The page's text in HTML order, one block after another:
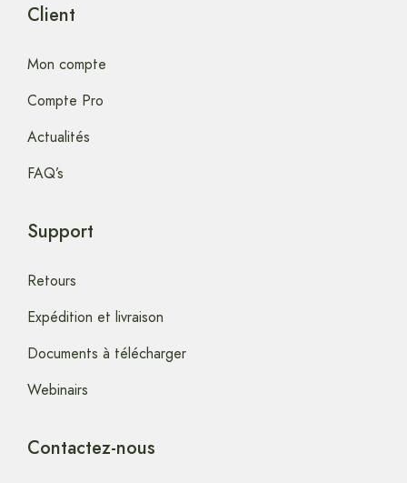
Client
Mon compte
Compte Pro
Actualités
FAQ’s
Support
Retours
Expédition et livraison
Documents à télécharger
Webinairs
Contactez-nous